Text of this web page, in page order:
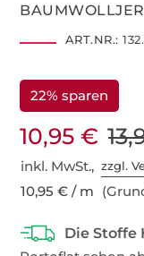
ART.NR.:
22% sparen
10,95 €
inkl. MwSt.,zzgl.
10,95 € / m